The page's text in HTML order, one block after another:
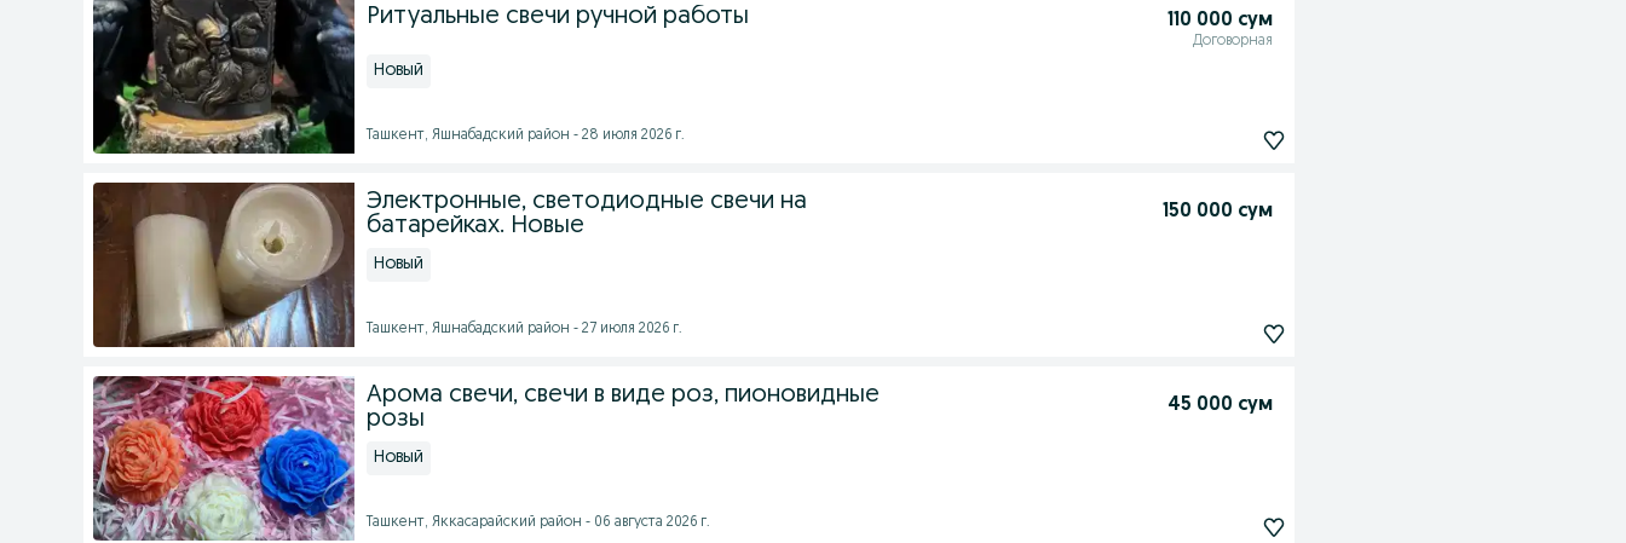
Ритуальные свечи ручной работы 110 000 сум
Договорная
Новый
Ташкент, Яшнабадский район - 28 июля 2026 г.
Электронные, светодиодные свечи на
батарейках. Новые
150 000 сум
Новый
Ташкент, Яшнабадский район - 27 июля 2026 г.
Арома свечи, свечи в виде роз, пионовидные
розы
45 000 сум
Новый
Ташкент, Яккасарайский район - 06 августа 2026 г.